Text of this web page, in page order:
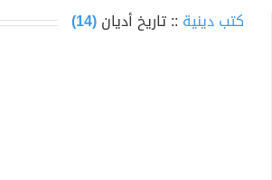
كتب دينية :: تاريخ أديان(14)